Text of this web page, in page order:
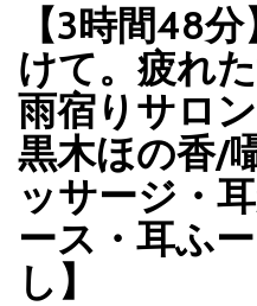
【3時間48
けて。疲れ
雨宿りサロ
黒木ほの香/
ッサージ・
ース・耳ふ
し】